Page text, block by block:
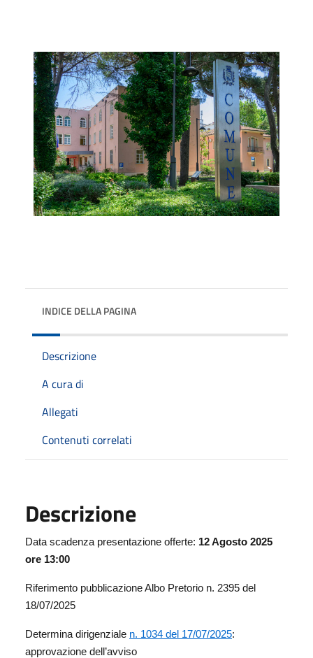
INDICE DELLA PAGINA
Descrizione
A cura di
Allegati
Contenuti correlati
Descrizione
Data scadenza presentazione offerte: 12 Agosto 2025
ore 13:00
Riferimento pubblicazione Albo Pretorio n. 2395 del
18/07/2025
Determina dirigenziale n. 1034 del 17/07/2025:
approvazione dell’avviso